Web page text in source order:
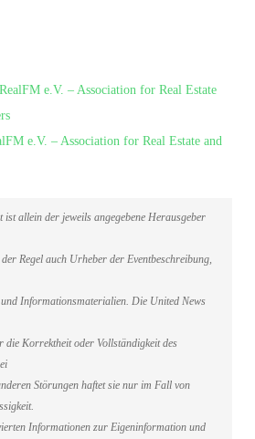
e.V. – Association for Real Estate
e.V. – Association for Real Estate and
ist allein der jeweils angegebene Herausgeber
Regel auch Urheber der Eventbeschreibung,
Informationsmaterialien. Die United News
die Korrektheit oder Vollständigkeit des
Störungen haftet sie nur im Fall von
Informationen zur Eigeninformation und